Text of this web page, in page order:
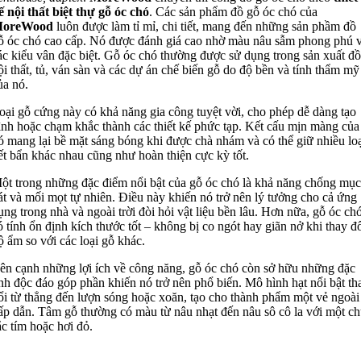
nội thất biệt thự gỗ óc chó. Các sản phẩm đồ gỗ óc chó của
luôn được làm tỉ mỉ, chi tiết, mang đến những sản phầm đồ
óc chó cao cấp. Nó được đánh giá cao nhờ màu nâu sẫm phong phú
kiểu vân đặc biệt. Gỗ óc chó thường được sử dụng trong sản xuất đồ
thất, tủ, ván sàn và các dự án chế biến gỗ do độ bền và tính thẩm mỹ
nó.
gỗ cứng này có khả năng gia công tuyệt vời, cho phép dễ dàng tạo
hoặc chạm khắc thành các thiết kế phức tạp. Kết cấu mịn màng của
mang lại bề mặt sáng bóng khi được chà nhám và có thể giữ nhiều
bẩn khác nhau cũng như hoàn thiện cực kỳ tốt.
trong những đặc điểm nổi bật của gỗ óc chó là khả năng chống mục
và mối mọt tự nhiên. Điều này khiến nó trở nên lý tưởng cho cả ứng
trong nhà và ngoài trời đòi hỏi vật liệu bền lâu. Hơn nữa, gỗ óc
tính ổn định kích thước tốt – không bị co ngót hay giãn nở khi thay
ẩm so với các loại gỗ khác.
cạnh những lợi ích về công năng, gỗ óc chó còn sở hữu những đặc
độc đáo góp phần khiến nó trở nên phổ biến. Mô hình hạt nổi bật
từ thẳng đến lượn sóng hoặc xoăn, tạo cho thành phẩm một vẻ ngoài
dẫn. Tâm gỗ thường có màu từ nâu nhạt đến nâu sô cô la với một
tím hoặc hơi đỏ.